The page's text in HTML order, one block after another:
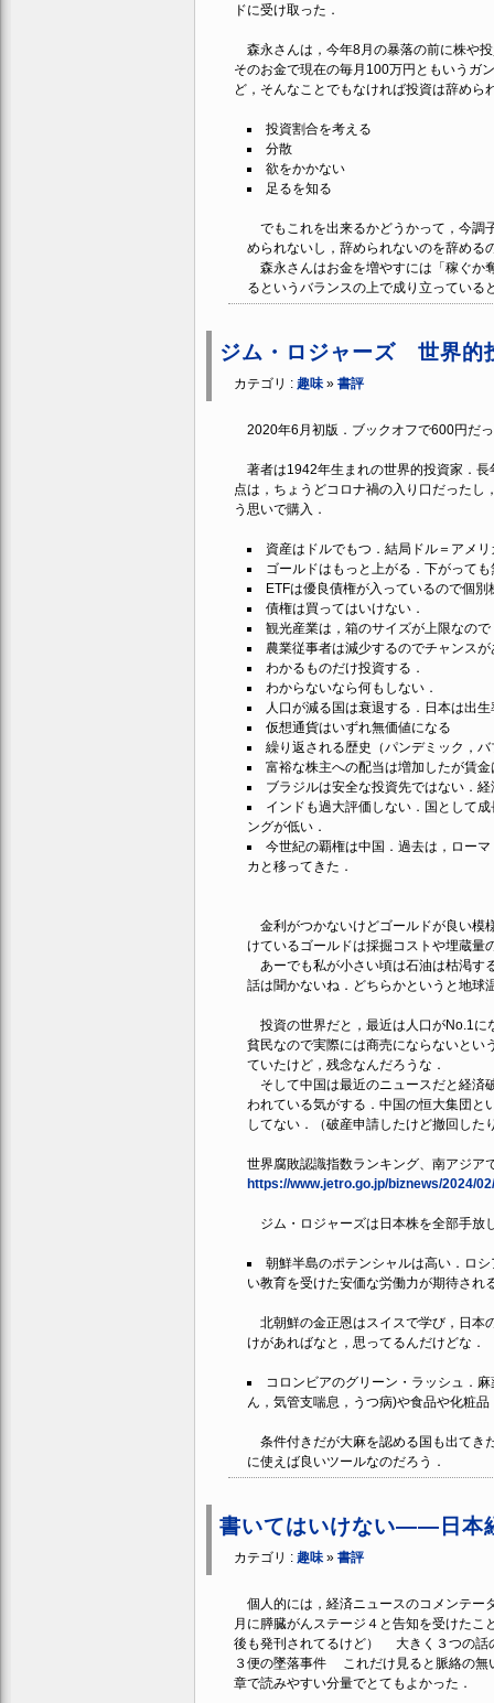
ドに受け取った．
森永さんは，今年8月の暴落の前に株や
そのお金で現在の毎月100万円ともいうガ
ど，そんなことでもなければ投資は辞め
投資割合を考える
分散
欲をかかない
足るを知る
でもこれを出来るかどうかって，今調
められないし，辞められないのを辞める
森永さんはお金を増やすには「稼ぐか
るというバランスの上で成り立っている
ジム・ロジャーズ 世界的
カテゴリ : 趣味» 書評
2020年6月初版．ブックオフで600円だ
著者は1942年生まれの世界的投資家．長
点は，ちょうどコロナ禍の入り口だった
う思いで購入．
資産はドルでもつ．結局ドル＝アメ
ゴールドはもっと上がる．下がって
ETFは優良債権が入っているので個
債権は買ってはいけない．
観光産業は，箱のサイズが上限なの
農業従事者は減少するのでチャンスが
わかるものだけ投資する．
わからないなら何もしない．
人口が減る国は衰退する．日本は出
仮想通貨はいずれ無価値になる
繰り返される歴史（パンデミック，
富裕な株主への配当は増加したが賃
ブラジルは安全な投資先ではない．
インドも過大評価しない．国として
ングが低い．
今世紀の覇権は中国．過去は，ロー
カと移ってきた．
金利がつかないけどゴールドが良い模
けているゴールドは採掘コストや埋蔵量
あーでも私が小さい頃は石油は枯渇す
話は聞かないね．どちらかというと地球
投資の世界だと，最近は人口がNo.1に
貧民なので実際には商売にならないとい
ていたけど，残念なんだろうな．
そして中国は最近のニュースだと経済
われている気がする．中国の恒大集団と
してない．（破産申請したけど撤回した
世界腐敗認識指数ランキング、南アジア
https://www.jetro.go.jp/biznews/2024/
ジム・ロジャーズは日本株を全部手放
朝鮮半島のポテンシャルは高い．ロ
い教育を受けた安価な労働力が期待され
北朝鮮の金正恩はスイスで学び，日本
けがあればなと，思ってるんだけどな．
コロンビアのグリーン・ラッシュ．
ん，気管支喘息，うつ病)や食品や化粧
条件付きだが大麻を認める国も出てき
に使えば良いツールなのだろう．
書いてはいけない――日本
カテゴリ : 趣味» 書評
個人的には，経済ニュースのコメンテー
月に膵臓がんステージ４と告知を受けた
後も発刊されてるけど） 大きく３つの話
３便の墜落事件 これだけ見ると脈絡の無
章で読みやすい分量でとてもよかった．